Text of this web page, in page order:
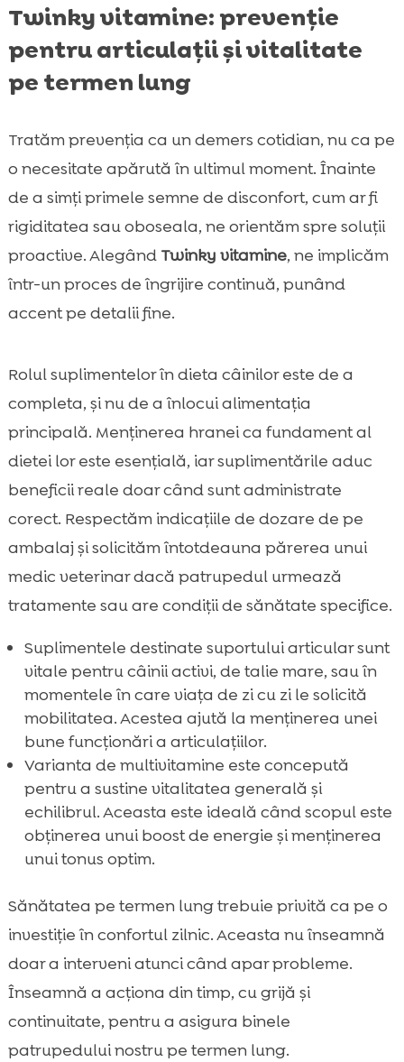
Twinky vitamine: prevenție
pentru articulații și vitalitate
pe termen lung
Tratăm prevenția ca un demers cotidian, nu ca pe
o necesitate apărută în ultimul moment. Înainte
de a simți primele semne de disconfort, cum ar fi
rigiditatea sau oboseala, ne orientăm spre soluții
proactive. Alegând Twinky vitamine, ne implicăm
într-un proces de îngrijire continuă, punând
accent pe detalii fine.
Rolul suplimentelor în dieta câinilor este de a
completa, și nu de a înlocui alimentația
principală. Menținerea hranei ca fundament al
dietei lor este esențială, iar suplimentările aduc
beneficii reale doar când sunt administrate
corect. Respectăm indicațiile de dozare de pe
ambalaj și solicităm întotdeauna părerea unui
medic veterinar dacă patrupedul urmează
tratamente sau are condiții de sănătate specifice.
Suplimentele destinate suportului articular sunt
vitale pentru câinii activi, de talie mare, sau în
momentele în care viața de zi cu zi le solicită
mobilitatea. Acestea ajută la menținerea unei
bune funcționări a articulațiilor.
Varianta de multivitamine este concepută
pentru a sustine vitalitatea generală și
echilibrul. Aceasta este ideală când scopul este
obținerea unui boost de energie și menținerea
unui tonus optim.
Sănătatea pe termen lung trebuie privită ca pe o
investiție în confortul zilnic. Aceasta nu înseamnă
doar a interveni atunci când apar probleme.
Înseamnă a acționa din timp, cu grijă și
continuitate, pentru a asigura binele
patrupedului nostru pe termen lung.